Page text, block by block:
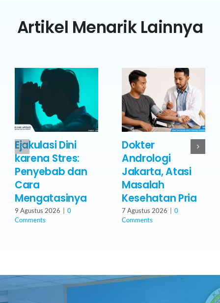
Artikel Menarik Lainnya
Ejakulasi Dini
karena Stres:
Penyebab dan
Cara
Mengatasinya
9 Agustus 2026
0
Comments
Dokter
Andrologi
Jakarta, Atasi
Masalah
Kesehatan Pria
7 Agustus 2026
0
Comments